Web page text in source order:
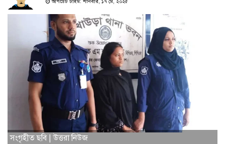
আপডেট টাইম: শনিবার, ১৭ মে, ২০২৫
সংগৃহীত ছবি | উত্তরা নিউজ